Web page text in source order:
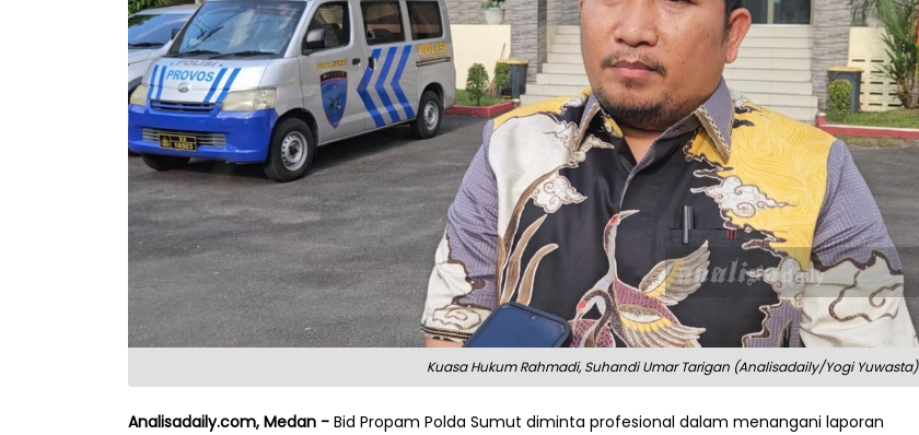
Kuasa Hukum Rahmadi, Suhandi Umar Tarigan (Analisadaily/Yogi Yuwasta)
Analisadaily.com, Medan - Bid Propam Polda Sumut diminta profesional dalam menangani laporan